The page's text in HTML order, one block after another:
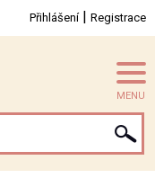
Přihlášení| Registrace
MENU